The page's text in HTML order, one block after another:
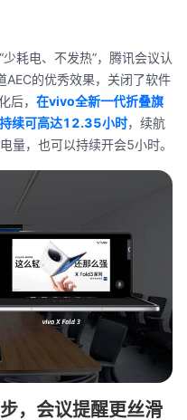
耗电、不发热”，腾讯会议认
的优秀效果，关闭了软件
后， 在vivo全新一代折叠旗
续可高达12.35小时，续航
量，也可以持续开会5小时。
，会议提醒更丝滑